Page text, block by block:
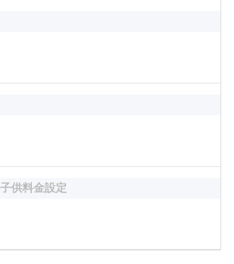
供料金設定